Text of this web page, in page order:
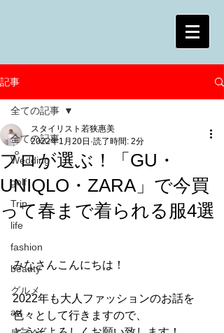
記事
全ての記事
Wedding
golf
Trip
life
fashion
beauty
グルメ
art
全ての記事
プロが選ぶ！「GU・
UNIQLO・ZARA」で今買
って春まで着られる服4選
スタイリスト若狭惠美
2022年1月20日 読了時間: 2分
みなさんこんにちは！
2022年も大人ファッションのお話を
色々として行きますので、